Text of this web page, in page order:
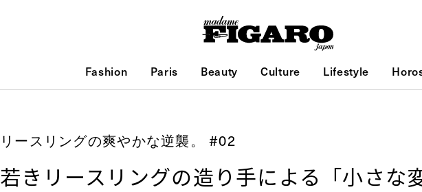
Fashion Paris Beauty Culture Lifestyle
リースリングの爽やかな逆襲。 #02
若きリースリングの造り手による「小さな